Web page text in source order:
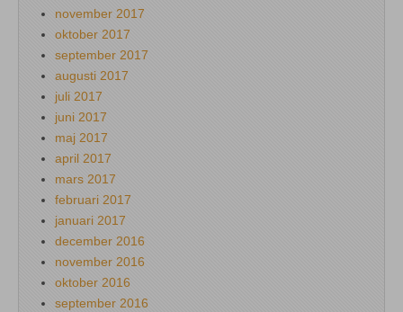
november 2017
oktober 2017
september 2017
augusti 2017
juli 2017
juni 2017
maj 2017
april 2017
mars 2017
februari 2017
januari 2017
december 2016
november 2016
oktober 2016
september 2016